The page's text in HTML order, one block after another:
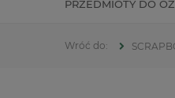
PRZEDMIOTY DO